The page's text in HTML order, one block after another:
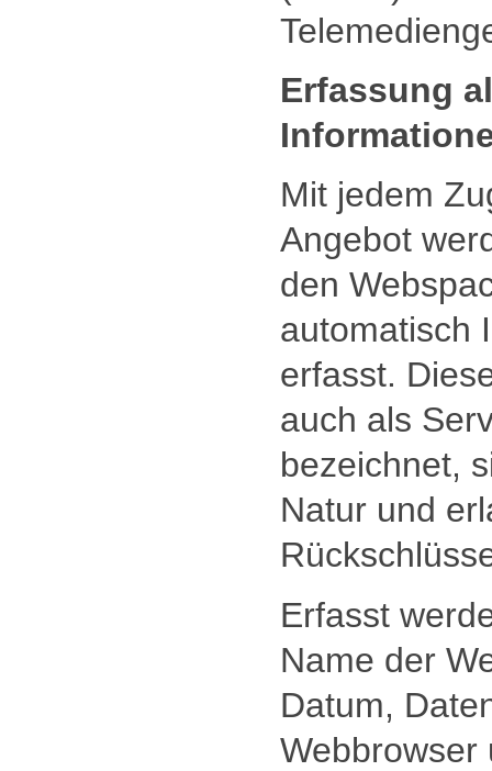
Erfassung
Mit jedem
Angebot
den
automatisch
erfasst.
auch als
bezeichnet,
Natur und
Erfasst
Name der
Datum,
Webbrowser